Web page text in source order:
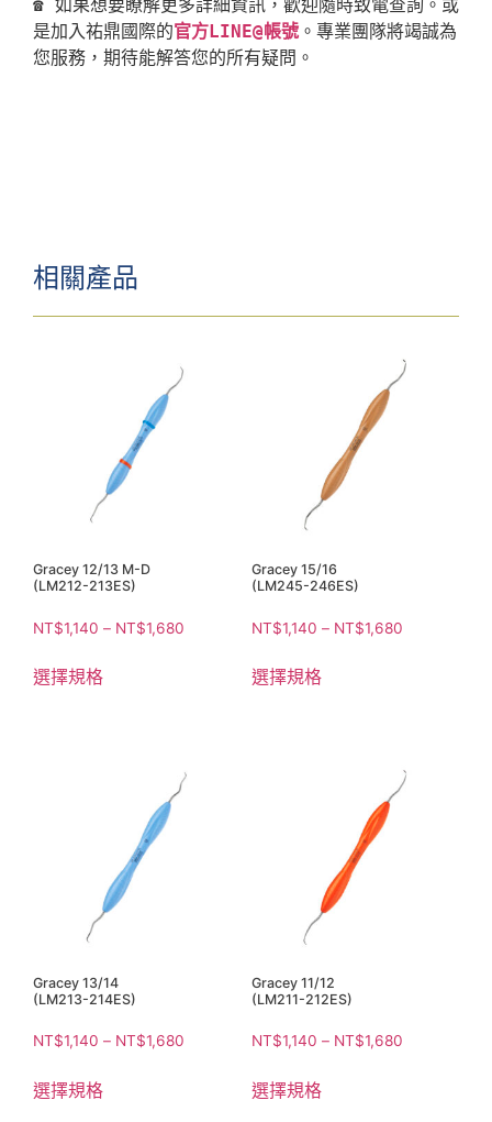
☎ 如果想要瞭解更多詳細資訊，歡迎隨時致電查詢。或
是加入祐鼎國際的官方LINE@帳號 。專業團隊將竭誠為
相關產品
Gracey 12/13 M-D
(LM212-213ES)
NT$1,140 – NT$1,680
選擇規格
Gracey 15/16
(LM245-246ES)
NT$1,140 – NT$1,680
選擇規格
Gracey 13/14
(LM213-214ES)
NT$1,140 – NT$1,680
選擇規格
Gracey 11/12
(LM211-212ES)
NT$1,140 – NT$1,680
選擇規格